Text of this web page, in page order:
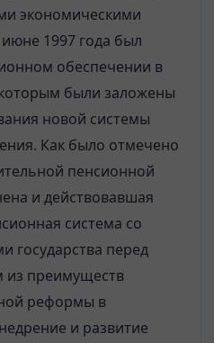
экономическими
1997 года был
обеспечении в
были заложены
новой системы
Как было отмечено
пенсионной
и действовавшая
система со
государства перед
преимуществ
реформы в
и развитие